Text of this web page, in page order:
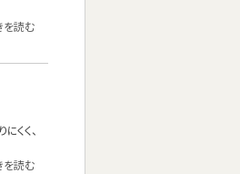
を読む
くく、
を読む